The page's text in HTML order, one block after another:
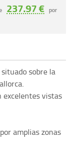
237.97 € por
sobre la
excelentes vistas
amplias zonas